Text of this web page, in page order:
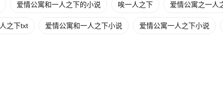
爱情公寓和一人之下的小说 唉一人之下 爱情公寓之一人
之下txt 爱情公寓和一人之下小说 爱情公寓一人之下小说